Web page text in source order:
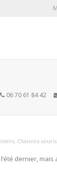
06 70 61 84 42
, Chauves-souris
dernier, mais